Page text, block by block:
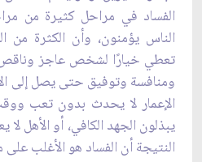
الفساد في مراحل كثيرة من
الناس يؤمنون، وأن الكثرة من
تعطي خيارًا لشخص عاجز
ومنافسة وتوفيق حتى يصل إلى
الإعمار لا يحدث بدون تعب
يبذلون الجهد الكافي، أو الأهل
النتيجة أن الفساد هو الأغلب